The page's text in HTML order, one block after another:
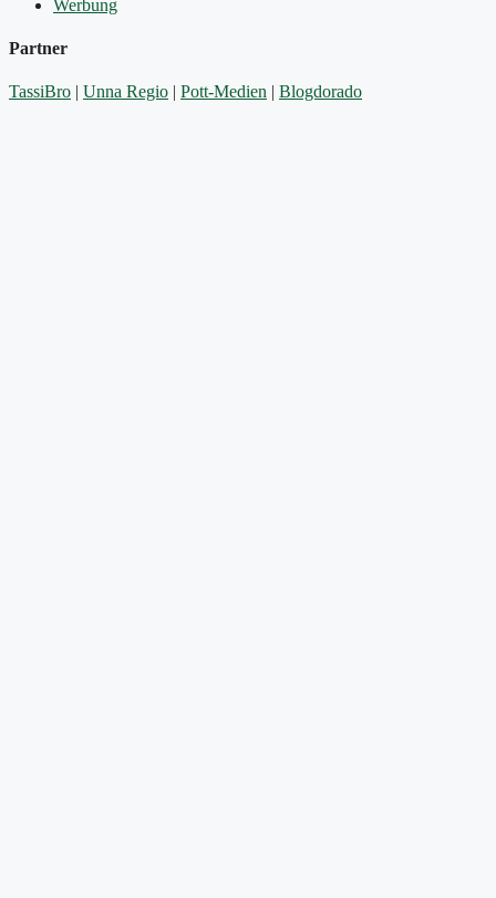
Werbung
Partner
TassiBro | Unna Regio | Pott-Medien | Blogdorado